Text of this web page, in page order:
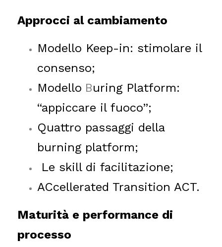
Approcci al cambiamento
Modello Keep-in: stimolare il
consenso;
Modello Buring Platform:
“appiccare il fuoco”;
Quattro passaggi della
burning platform;
Le skill di facilitazione;
ACcellerated Transition ACT.
Maturità e performance di
processo